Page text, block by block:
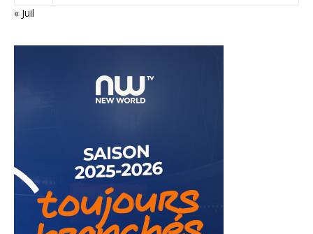
« Juil